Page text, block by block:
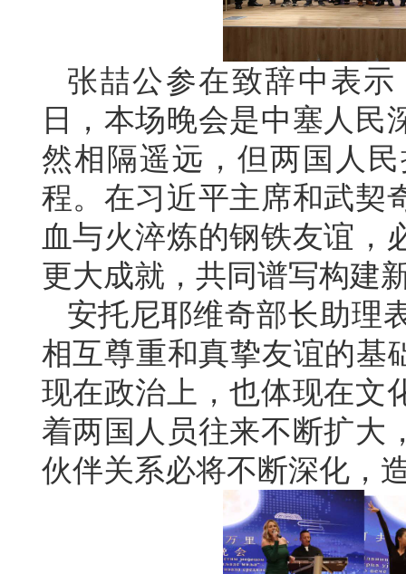
张喆公参在致辞中表
日，本场晚会是中塞人民
然相隔遥远，但两国人
程。在习近平主席和武契
血与火淬炼的钢铁友谊，
更大成就，共同谱写构建
安托尼耶维奇部长助理
相互尊重和真挚友谊的基
现在政治上，也体现在文
着两国人员往来不断扩大
伙伴关系必将不断深化，